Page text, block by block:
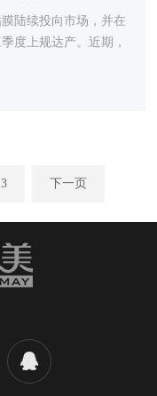
陆续投向市场，并在
度上规达产。近期，
饰贴膜取得了长足的
猛发展，带动整个行
3 下一页